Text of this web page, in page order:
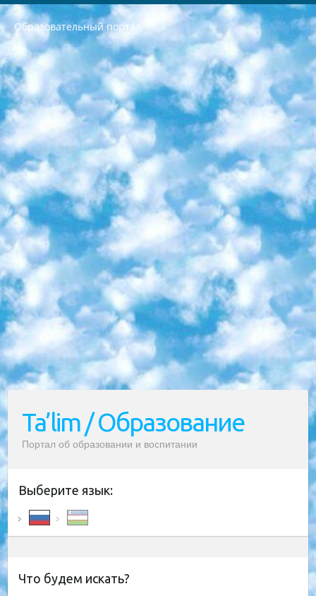
Образовательный портал
РЕСПУБЛИКА УЗБЕКИСТАН МИНИСТРЕРСТВО ДОШКОЛЬНОГО И ШКОЛЬНОГО ОБРАЗОВАНИЯ КОМАНДА в общеобразовательных учреждениях в 2023-2024 учебном году организация и проведение итоговой государственной аттестации обучающихся о Министра дошкольного и школьного образования Республики Узбекистан от 4 марта 2008 года (постановлением Минюста от 20 марта 2008 года № 1778 государственной регистрации) «Итоговое состояние учащихся общего среднего образования на основании положения об утверждении положения об аттестации общего среднего образования выпускной экзамен студентов в образовательных учреждениях в 2023-2024 учебном году В целях организации и прохождения аттестации приказываю: 1. Следующее: перечень предметов, по которым будет проводиться итоговая государственная аттестация и экзамен формы перевода согласно приложению 1; сертификаты международного образца, оценивающие уровень владения иностранными языками перечень согласно приложению 2; 2. Педагогический при специализированных образовательных учреждениях. научно-практический центр квалификации и международной оценки (Д.Давидова) 2024 г. До 25 марта: задания по предметам, по которым будет проводиться итоговая аттестация разработка и утверждение технических условий; итоговая аттестация на основании разработанного предметного задания разработка вопросов по предметам (устно и письменно), экзамен передача; общеобразовательные средние школы и специальные учебные заведения учащиеся выпускных классов школ и интернатов в агентской системе подготовка базы данных экзаменационных материалов и критериев оценки; перевод базы экзаменационных материалов на все языки обучения подать в Республиканский образовательный центр для изготовления; варианты экзаменов на основе разработанных контрольных материалов пусть будут поставлены задачи формирования. 3. Республиканский образовательный центр (Ш.Худайкулов) до 5 апреля 2024 года. до: база данных предоставленных экзаменационных материалов на все языки обучения перевод и экспертиза; для слепых, слабовидящих, глухих, слабослышащих и умственно отсталых детей учащиеся выпускных классов специализированных школ и школ-интернатов база данных экзаменационных материалов на всех преподаваемых языках подготовка критериев оценки; специализированные школы для умственно отсталых детей и технологии для учащихся выпускных классов школ-интернатов разработка соответствующих рекомендаций и критериев проведения ЕГЭ по естествознанию давать задания. 4. Педагогический при специализированных образовательных учреждениях. Научно-практический центр навыков и международной оценки (Д.Давидова), Республика образовательный центр (Худайкулов Ш.) итоговый государственный аттестационный экзамен ориентирован на творческое и логическое мышление при подготовке базы материалов учитывать введение заданий. 5. Следует отметить, что: сертификат государственного образца о знании общеобразовательного предмета и как минимум национальный уровень B1 по предметам на иностранных языках, указанным в Приложении 2. или международно признанный сертификат эквивалентного уровня студенты, изучающие определенный предмет, освобождаются от экзамена; по соответствующим предметам запланирована итоговая государственная аттестация за день до дня, путем жеребьевки Рабочей группой (в письменной форме по предметам, проводимым в форме) из числа сформированных вариантов выбрано 2 варианта; 2 выбранных варианта экзамена анонсированы на официальном сайте министерства и все выпускники по всей стране на основе этих вариантов проводит итоговую государственную аттестацию. 6. Государственное образование учащихся средних общеобразовательных учреждений. знания в соответствии с квалификационными требованиями, которые необходимо приобрести на основании стандартов итоговый (выпускной) контроль для 9 и 11 классов в целях тестирования Экзамены (далее – экзамены) состоят из предметов, перечисленных в приложении 1. будет сделано. 7. Экзамены пройдут с 26 мая по 15 июня 2024 г. (кроме науки физического воспитания). 8. Физическая для учащихся 9 классов общесредних образовательных учреждений. Экзамены по предмету «Образование, квалификация медицина» 1-6 мая 2024 года. сотрудники перевести под присмотр (с отклонениями в физическом или умственном развитии) специализированная школа для детей, школы-интернаты и со сколиозом школы-интернаты санаторного типа для больных детей исключены). 9. Он был слепым, слабовидящим и имел нарушения опорно-двигательного аппарата. экзамены в специализированных школах и интернатах для детей должны проводиться исходя из требований, предъявляемых к общеобразовательным учреждениям (физкультура кроме науки). 10. Специализированная школа для глухих и слабослышащих детей. и экзамены в интернатах и быть реализован в виде письменного теста по математике. 11. Специальность для умственно отсталых детей. Для 9 класса Родной язык и литературное письмо Государственный язык (язык обучения – узбекский). для неклассов) написано Математическое письмо Письменная/устная история Узбекистана Физическое воспитание практично Итоговый контроль Для 11 класса Написание родного языка и литературы (эссе) Математическое письмо Узбекский язык (обучение на узбекском языке) не посещающее общее среднее образование для учреждений)/Образовательное учреждение выбор письменный и устный Иностранный язык письменный/устный Письменная/устная история Узбекистана *По выбору студента:  Химия  Физика  Основы государственного права  География 10 бесплатных образовательных ресурсов - Мы составили подборку онлайн-проектов с интерактивными упражнениями, видеолекциями и статьями. Они помогут вам обрести новые и освежить старые знания бесплатно. 1. «ИНТУИТ» Старейшая образовательная площадка Рунета. Здесь вы найдёте сотни текстовых и видеокурсов на десятки различных тем — от программирования до психологии. Многие курсы подготовлены российскими университетами и крупными международными компаниями вроде Intel и Microsoft. Самостоятельное обучение бесплатное, но желающие могут оплатить услуги персональных наставников. 2. «Смартия» знакомит с актуальными профессиями и подсказывает, как им обучаться. Выбрав заинтересовавшую вас специальность — SMM-специалист, фотограф, веб-дизайнер или другую, — увидите список необходимых для неё умений. Чтобы вы могли освоить их самостоятельно, для каждого умения площадка отображает подборку ссылок на учебные материалы. Хотя «Смартия» ориентируется на русскоязычную аудиторию, часть контента всё же доступна только на английском. 3. «Лекторий Физтеха» Проект Московского физико-технического института (Физтеха). С его помощью вы можете смотреть онлайн серии лекций, записанные на видео в этом вузе. В числе доступных предметов — физика, биология, химия, информационные технологии и другие. К некоторым лекциям администрация ресурса прилагает готовые конспекты, которые можно скачивать в PDF-формате. 4. ITMOcourses Онлайн-площадка Санкт-Петербургского национального исследовательского университета информационных технологий, механики и оптики (ИТМО). Ресурс предоставляет свободный доступ к курсам, разработанным в этом вузе. Каталог материалов разбит на четыре категории: «Оптические системы и технологии», «Приборостроение и робототехника», «Информационные технологии» и «Биотехнологии». Курсы состоят из видеолекций, интерактивных демонстраций и заданий. 5. «КиберЛенинка» Электронная научная библиотека открытого доступа. Каталог площадки регулярно обрастает текстами статей из различных научных изданий. Сгруппированные по журналам и рубрикам публикации можно читать онлайн или скачивать целиком в PDF-формате. Проект нацелен на популяризацию науки за счёт открытого доступа к качественной информации. 6. «ПостНаука» На этом ресурсе публикуют подборки видеолекций, составленные экспертами из разных отраслей и объединённые общими темами. Среди них, к примеру, есть серии «Биоинформатика и геномика», «Культура средневековой Скандинавии» и Cinema Studies о теории кино. Каждая подборка лекций — логически связанная история, рассказанная экспертом от первого лица. Кроме того, на сайте появляются научно-образовательные статьи и тесты на разные темы. 7. «Newочём» Команда проекта «Newочём» отбирает самые интересные тексты из англоязычных СМИ и переводит те из них, за которые голосуют участники сообщества «ВКонтакте». По большей части это научно-популярные статьи. Редакторы придумывают лишь заголовки, в остальном содержание переводов соответствует оригиналам. Полные тексты можно читать прямо в социальной сети. 8. InternetUrok Онлайн-база материалов по основным дисциплинам школьной программы. Информация на сайте структурирована по классам, предметам и темам (урокам). Каждый урок состоит из видеолекций и конспектов. Есть также интерактивные тренажёры и тесты для закрепления пройденного материала. Даже если вы давно окончили школу, возможность повторить программу старших классов всегда может пригодиться. 9. Edutainme Ещё один ресурс об образовании. В отличие от Newtonew, как мне кажется, Edutainme больше ориентируется на представителей индустрии: педагогов, предпринимателей, разработчиков образовательных проектов. Но и любой, кто просто стремится к саморазвитию, найдёт на сайте много полезного и интересного для себя. Например, информацию о новых курсах и образовательных сервисах. 10. Newtonew Онлайн-медиа об образовании и обучении в широком смысле. Авторы Newtonew пишут об инструментах, заведениях, тактиках и стратегиях, которые помогают учить других и получать новые знания самостоятельно. На этой площадке вы найдёте новости, обзоры, аналитические мат
Ta’lim / Образование
Портал об образовании и воспитании
Выберите язык:
Что будем искать?